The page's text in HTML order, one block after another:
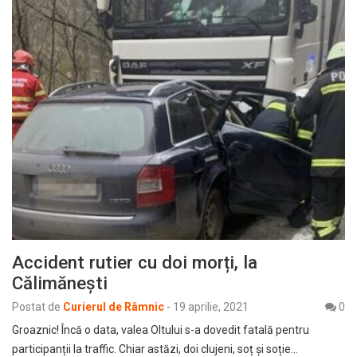
Accident rutier cu doi morți, la
Călimănești
Postat de Curierul de Râmnic - 19 aprilie, 2021
0
Groaznic! Încă o data, valea Oltului s-a dovedit fatală pentru
participanții la traffic. Chiar astăzi, doi clujeni, soț și soție…